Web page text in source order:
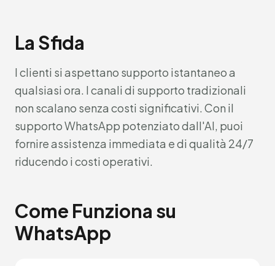
La Sfida
I clienti si aspettano supporto istantaneo a
qualsiasi ora. I canali di supporto tradizionali
non scalano senza costi significativi. Con il
supporto WhatsApp potenziato dall'AI, puoi
fornire assistenza immediata e di qualità 24/7
riducendo i costi operativi.
Come Funziona su
WhatsApp